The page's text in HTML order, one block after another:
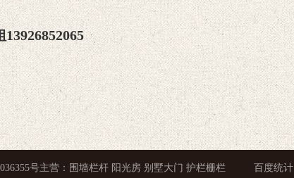
号主营：围墙栏杆 阳光房 别墅大门 护栏栅栏 百度统计